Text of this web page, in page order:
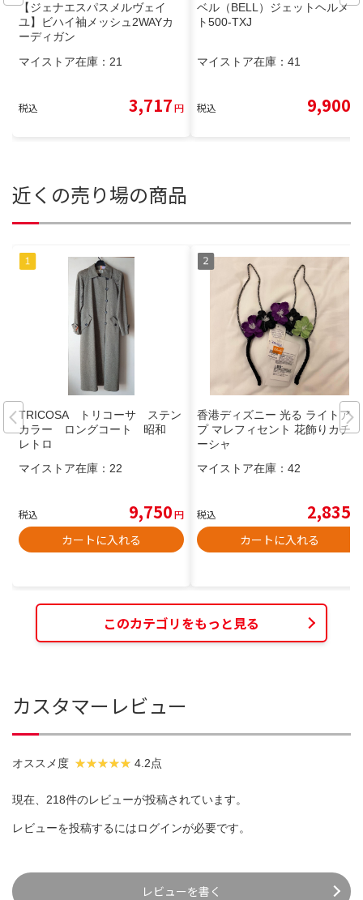
【ジェナエスパスメルヴェイ
ユ】ビハイ袖メッシュ2WAYカ
ーディガン
マイストア在庫： 21
税込 3,717円
ベル（BELL）ジェットヘルメッ
ト500-TXJ
マイストア在庫： 41
税込 9,900
近くの売り場の商品
TRICOSA トリコーサ ステン
カラー ロングコート 昭和
レトロ
マイストア在庫： 22
税込 9,750円
カートに入れる
香港ディズニー 光る ライトアッ
プ マレフィセント 花飾りカチュ
ーシャ
マイストア在庫： 42
税込 2,835
カートに入れる
このカテゴリをもっと見る
カスタマーレビュー
オススメ度 4.2点
現在、218件のレビューが投稿されています。
レビューを投稿するにはログインが必要です。
レビューを書く